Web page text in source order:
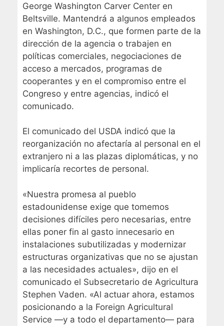
George Washington Carver Center en
Beltsville. Mantendrá a algunos empleados
en Washington, D.C., que formen parte de la
dirección de la agencia o trabajen en
políticas comerciales, negociaciones de
acceso a mercados, programas de
cooperantes y en el compromiso entre el
Congreso y entre agencias, indicó el
comunicado.
El comunicado del USDA indicó que la
reorganización no afectaría al personal en el
extranjero ni a las plazas diplomáticas, y no
implicaría recortes de personal.
«Nuestra promesa al pueblo
estadounidense exige que tomemos
decisiones difíciles pero necesarias, entre
ellas poner fin al gasto innecesario en
instalaciones subutilizadas y modernizar
estructuras organizativas que no se ajustan
a las necesidades actuales», dijo en el
comunicado el Subsecretario de Agricultura
Stephen Vaden. «Al actuar ahora, estamos
posicionando a la Foreign Agricultural
Service —y a todo el departamento— para